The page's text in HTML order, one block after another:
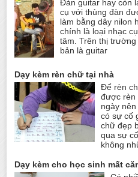
Đàn guitar hay còn
cụ với thùng đàn
làm bằng dây nilon
chính là loại nhạc
tâm. Trên thị
bản là guitar
Dạy kèm rèn chữ tại nhà
Để rèn
được rèn
ngày
có sự cố
chữ đẹp
qua sự
không
Dạy kèm cho học sinh mất